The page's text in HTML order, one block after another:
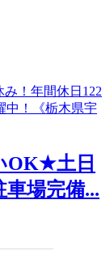
OK★土日
車場完備...